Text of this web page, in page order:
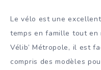
Le vélo est une
temps en famille tout en
Vélib’ Métropole, il est
compris des modèles